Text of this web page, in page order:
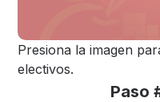
Presiona la imagen
electivos.
Paso